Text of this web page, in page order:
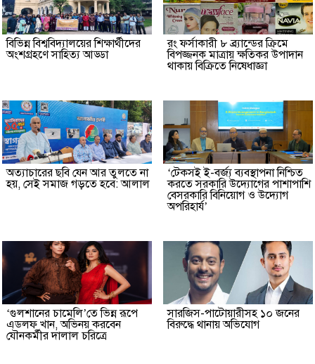
বিভিন্ন বিশ্ববিদ্যালয়ের শিক্ষার্থীদের
অংশগ্রহণে সাহিত্য আড্ডা
রং ফর্সাকারী ৮ ব্র্যান্ডের ক্রিমে
বিপজ্জনক মাত্রায় ক্ষতিকর উপাদান
থাকায় বিক্রিতে নিষেধাজ্ঞা
অত্যাচারের ছবি যেন আর তুলতে না
হয়, সেই সমাজ গড়তে হবে: আলাল
‘টেকসই ই-বর্জ্য ব্যবস্থাপনা নিশ্চিত
করতে সরকারি উদ্যোগের পাশাপাশি
বেসরকারি বিনিয়োগ ও উদ্যোগ
অপরিহার্য’
‘গুলশানের চামেলি’তে ভিন্ন রূপে
এডলফ খান, অভিনয় করবেন
যৌনকর্মীর দালাল চরিত্রে
সারজিস-পাটোয়ারীসহ ১০ জনের
বিরুদ্ধে থানায় অভিযোগ